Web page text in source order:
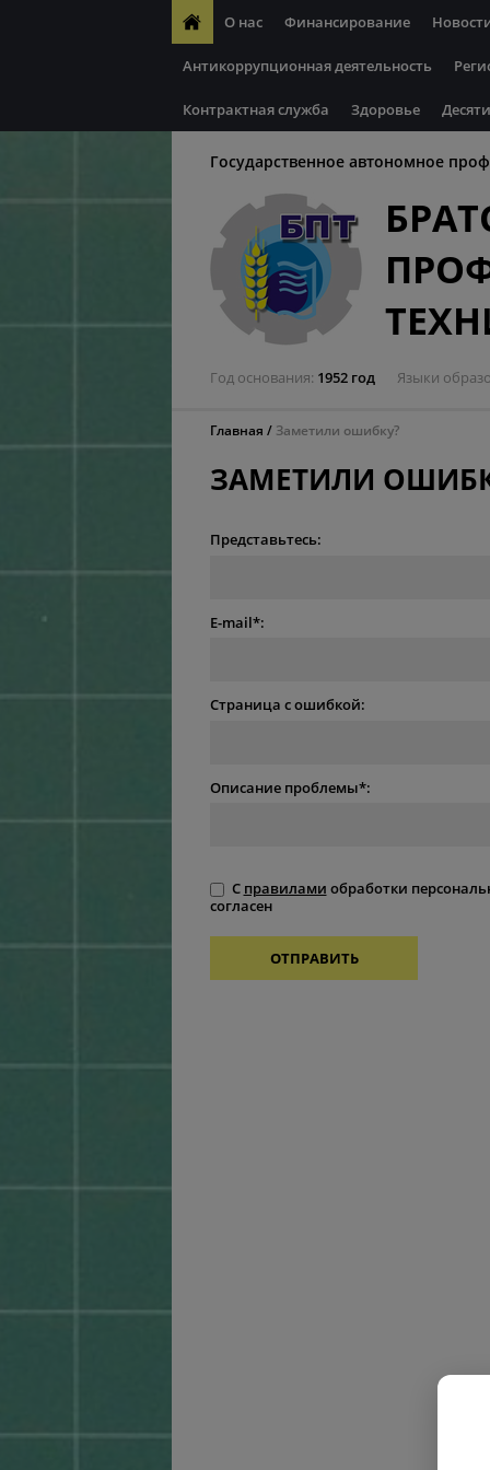
О нас Финансирование
Антикоррупционная деятельность
Контрактная служба Здоровье
Государственное автономное
Год основания 1952 год Языки
Главная Заметили ошибку?
ЗАМЕТИЛИ
Представьтесь:
E-mail*:
Страница с ошибкой:
Описание проблемы*:
С правилами обработки
согласен
ОТПРАВИТЬ